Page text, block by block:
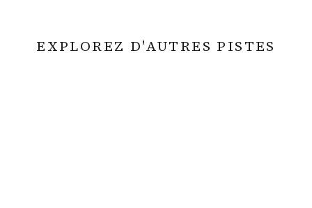
EXPLOREZ D'AUTRES PISTES